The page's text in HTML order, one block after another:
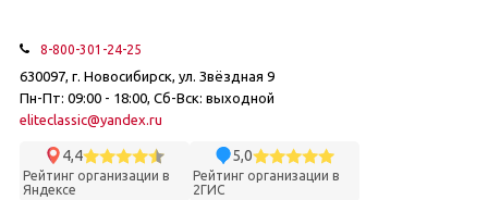
8-800-301-24-25
630097, г. Новосибирск, ул. Звёздная 9
Пн-Пт: 09:00 - 18:00, Сб-Вск: выходной
eliteclassic@yandex.ru
4,4
Рейтинг организации в
Яндексе
5,0
Рейтинг организации в
2ГИС